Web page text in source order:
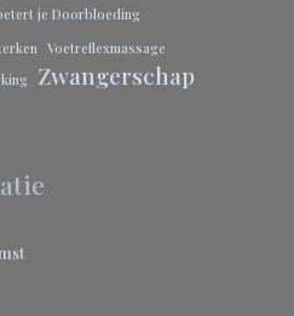
je Doorbloeding
Voetreflexmassage
Zwangerschap